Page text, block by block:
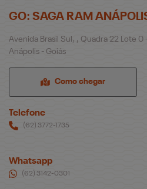
GO: SAGA RAM
Avenida Brasil Sul, , Quadra 22 Lote 0
Anápolis - Goiás
Como chegar
Telefone
(62) 3772-1735
Whatsapp
(62) 3142-0301